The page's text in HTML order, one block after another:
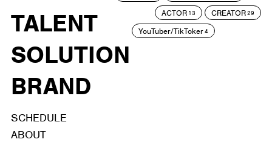
TALENT
SOLUTION
BRAND
ACTOR 13 CREATOR29
YouTuber/TikToker4
SCHEDULE
ABOUT